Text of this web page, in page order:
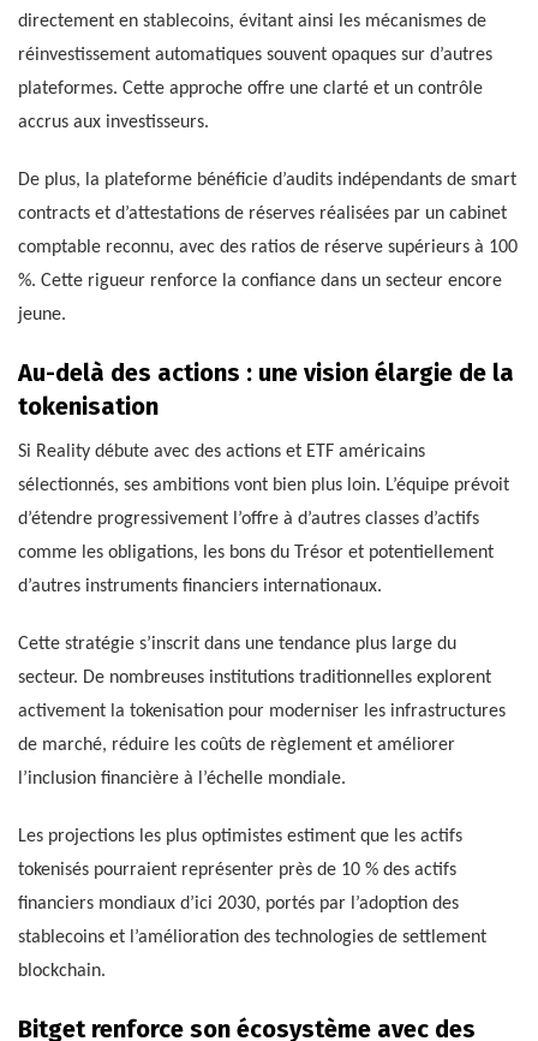
directement en stablecoins, évitant ainsi les mécanismes de
réinvestissement automatiques souvent opaques sur d’autres
plateformes. Cette approche offre une clarté et un contrôle
accrus aux investisseurs.
De plus, la plateforme bénéficie d’audits indépendants de smart
contracts et d’attestations de réserves réalisées par un cabinet
comptable reconnu, avec des ratios de réserve supérieurs à 100
%. Cette rigueur renforce la confiance dans un secteur encore
jeune.
Au-delà des actions : une vision élargie de la
tokenisation
Si Reality débute avec des actions et ETF américains
sélectionnés, ses ambitions vont bien plus loin. L’équipe prévoit
d’étendre progressivement l’offre à d’autres classes d’actifs
comme les obligations, les bons du Trésor et potentiellement
d’autres instruments financiers internationaux.
Cette stratégie s’inscrit dans une tendance plus large du
secteur. De nombreuses institutions traditionnelles explorent
activement la tokenisation pour moderniser les infrastructures
de marché, réduire les coûts de règlement et améliorer
l’inclusion financière à l’échelle mondiale.
Les projections les plus optimistes estiment que les actifs
tokenisés pourraient représenter près de 10 % des actifs
financiers mondiaux d’ici 2030, portés par l’adoption des
stablecoins et l’amélioration des technologies de settlement
blockchain.
Bitget renforce son écosystème avec des